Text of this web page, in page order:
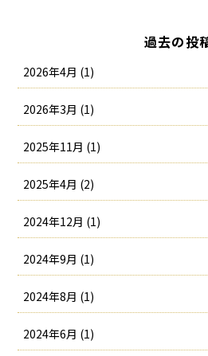
過去の投
2026年4月 (1)
2026年3月 (1)
2025年11月 (1)
2025年4月 (2)
2024年12月 (1)
2024年9月 (1)
2024年8月 (1)
2024年6月 (1)